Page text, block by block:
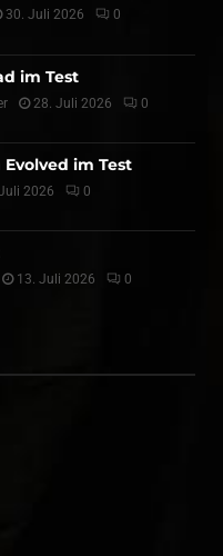
30. Juli 2026 0
im Test
28. Juli 2026 0
im Test
2026 0
13. Juli 2026 0